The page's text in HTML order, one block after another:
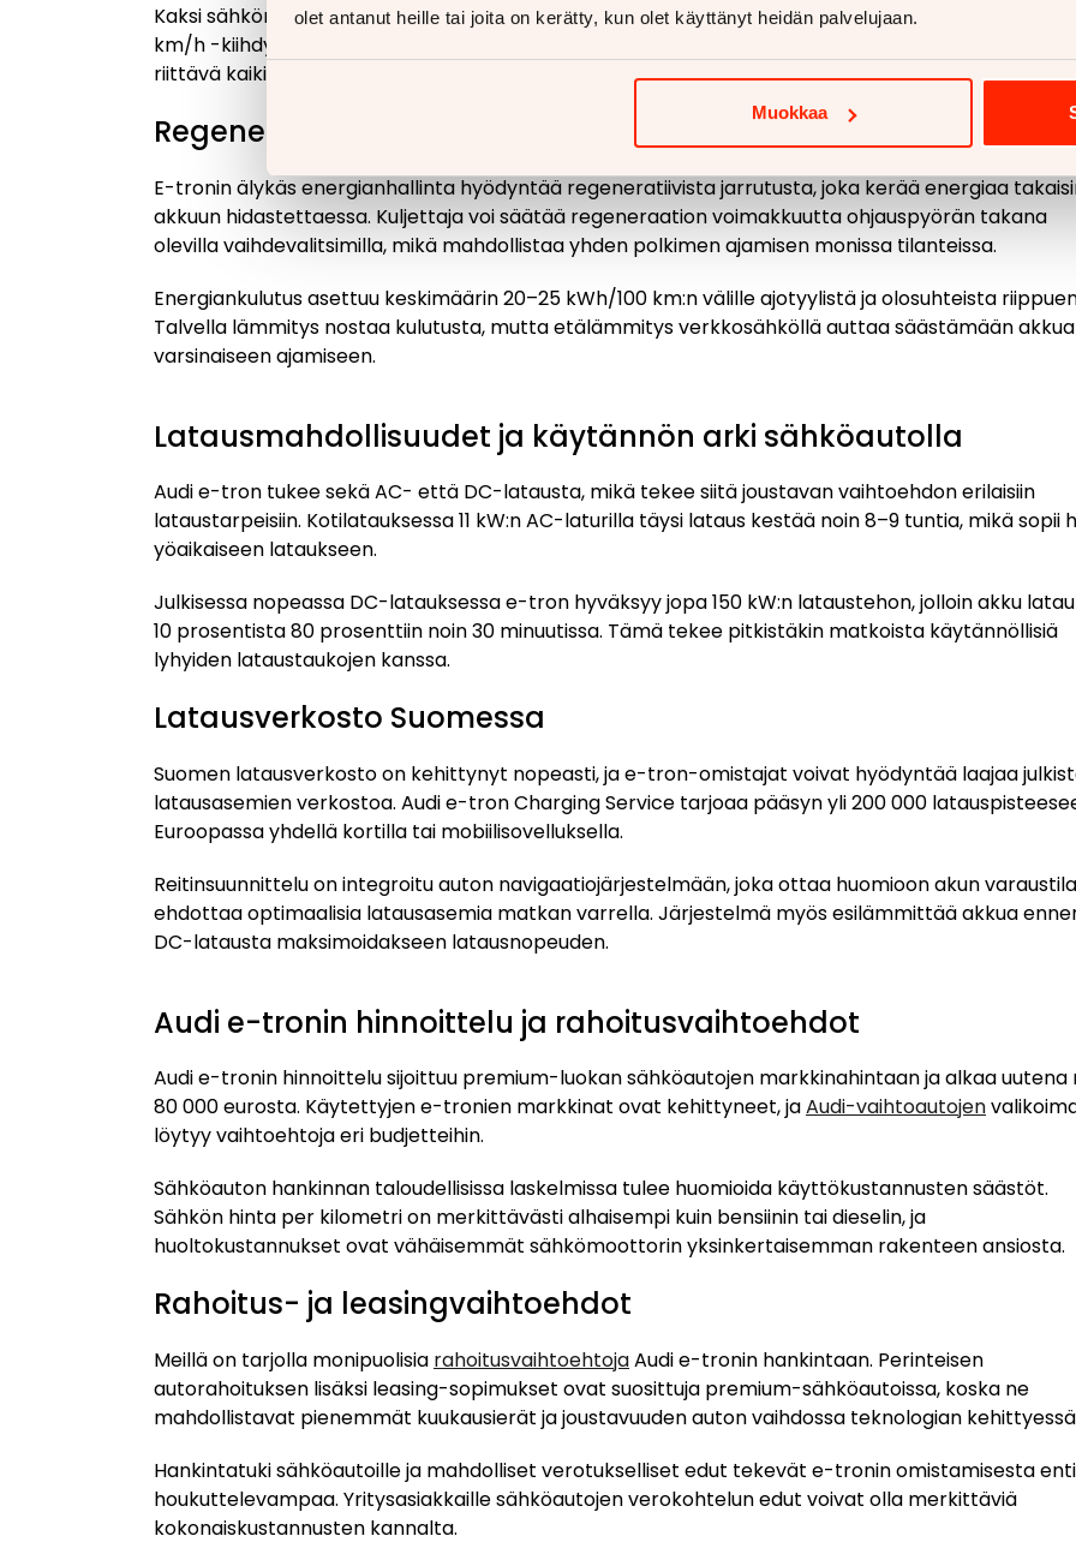
olet antanut heille tai joita on kerätty, kun olet käyttänyt heidän palvelujaan.
Muokkaa
Kaksi sähkömoottoria tuottavat yhteensä 408 hevosvoimaa boost-tilassa, mikä mahdollistaa
km/h -kiihdytyksen 5,7 sekunnissa. Huippunopeus on rajoitettu 200 km/h:iin, mikä on käytännössä
riittävä kaikissa tilanteissa.
Regeneratiivinen jarrutus ja energiatehokkuus
E-tronin älykäs energianhallinta hyödyntää regeneratiivista jarrutusta, joka kerää energiaa
akkuun hidastettaessa. Kuljettaja voi säätää regeneraation voimakkuutta ohjauspyörän takana
olevilla vaihdevalitsimilla, mikä mahdollistaa yhden polkimen ajamisen monissa tilanteissa.
Energiankulutus asettuu keskimäärin 20–25 kWh/100 km:n välille ajotyylistä ja olosuhteista
Talvella lämmitys nostaa kulutusta, mutta etälämmitys verkkosähköllä auttaa säästämään akkua
varsinaiseen ajamiseen.
Latausmahdollisuudet ja käytännön arki sähköautolla
Audi e-tron tukee sekä AC- että DC-latausta, mikä tekee siitä joustavan vaihtoehdon erilaisiin
lataustarpeisiin. Kotilatauksessa 11 kW:n AC-laturilla täysi lataus kestää noin 8–9 tuntia, mikä sopii
yöaikaiseen lataukseen.
Julkisessa nopeassa DC-latauksessa e-tron hyväksyy jopa 150 kW:n lataustehon, jolloin akku
10 prosentista 80 prosenttiin noin 30 minuutissa. Tämä tekee pitkistäkin matkoista käytännöllisiä
lyhyiden lataustaukojen kanssa.
Latausverkosto Suomessa
Suomen latausverkosto on kehittynyt nopeasti, ja e-tron-omistajat voivat hyödyntää laajaa
latausasemien verkostoa. Audi e-tron Charging Service tarjoaa pääsyn yli 200 000
Euroopassa yhdellä kortilla tai mobiilisovelluksella.
Reitinsuunnittelu on integroitu auton navigaatiojärjestelmään, joka ottaa huomioon akun
ehdottaa optimaalisia latausasemia matkan varrella. Järjestelmä myös esilämmittää akkua
DC-latausta maksimoidakseen latausnopeuden.
Audi e-tronin hinnoittelu ja rahoitusvaihtoehdot
Audi e-tronin hinnoittelu sijoittuu premium-luokan sähköautojen markkinahintaan ja alkaa uutena
80 000 eurosta. Käytettyjen e-tronien markkinat ovat kehittyneet, jaAudi-vaihtoautojen
löytyy vaihtoehtoja eri budjetteihin.
Sähköauton hankinnan taloudellisissa laskelmissa tulee huomioida käyttökustannusten säästöt.
Sähkön hinta per kilometri on merkittävästi alhaisempi kuin bensiinin tai dieselin, ja
huoltokustannukset ovat vähäisemmät sähkömoottorin yksinkertaisemman rakenteen ansiosta.
Rahoitus- ja leasingvaihtoehdot
Meillä on tarjolla monipuolisia rahoitusvaihtoehtojaAudi e-tronin hankintaan. Perinteisen
autorahoituksen lisäksi leasing-sopimukset ovat suosittuja premium-sähköautoissa, koska ne
mahdollistavat pienemmät kuukausierät ja joustavuuden auton vaihdossa teknologian
Hankintatuki sähköautoille ja mahdolliset verotukselliset edut tekevät e-tronin omistamisesta
houkuttelevampaa. Yritysasiakkaille sähköautojen verokohtelun edut voivat olla merkittäviä
kokonaiskustannusten kannalta.